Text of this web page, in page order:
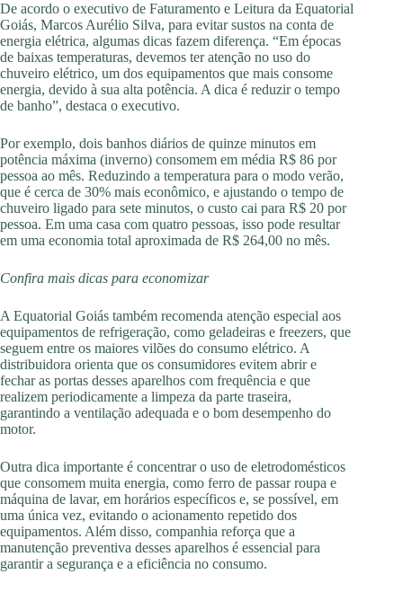
De acordo o executivo de Faturamento e Leitura da Equatorial
Goiás, Marcos Aurélio Silva, para evitar sustos na conta de
energia elétrica, algumas dicas fazem diferença. “Em épocas
de baixas temperaturas, devemos ter atenção no uso do
chuveiro elétrico, um dos equipamentos que mais consome
energia, devido à sua alta potência. A dica é reduzir o tempo
de banho”, destaca o executivo.
Por exemplo, dois banhos diários de quinze minutos em
potência máxima (inverno) consomem em média R$ 86 por
pessoa ao mês. Reduzindo a temperatura para o modo verão,
que é cerca de 30% mais econômico, e ajustando o tempo de
chuveiro ligado para sete minutos, o custo cai para R$ 20 por
pessoa. Em uma casa com quatro pessoas, isso pode resultar
em uma economia total aproximada de R$ 264,00 no mês.
Confira mais dicas para economizar
A Equatorial Goiás também recomenda atenção especial aos
equipamentos de refrigeração, como geladeiras e freezers, que
seguem entre os maiores vilões do consumo elétrico. A
distribuidora orienta que os consumidores evitem abrir e
fechar as portas desses aparelhos com frequência e que
realizem periodicamente a limpeza da parte traseira,
garantindo a ventilação adequada e o bom desempenho do
motor.
Outra dica importante é concentrar o uso de eletrodomésticos
que consomem muita energia, como ferro de passar roupa e
máquina de lavar, em horários específicos e, se possível, em
uma única vez, evitando o acionamento repetido dos
equipamentos. Além disso, companhia reforça que a
manutenção preventiva desses aparelhos é essencial para
garantir a segurança e a eficiência no consumo.